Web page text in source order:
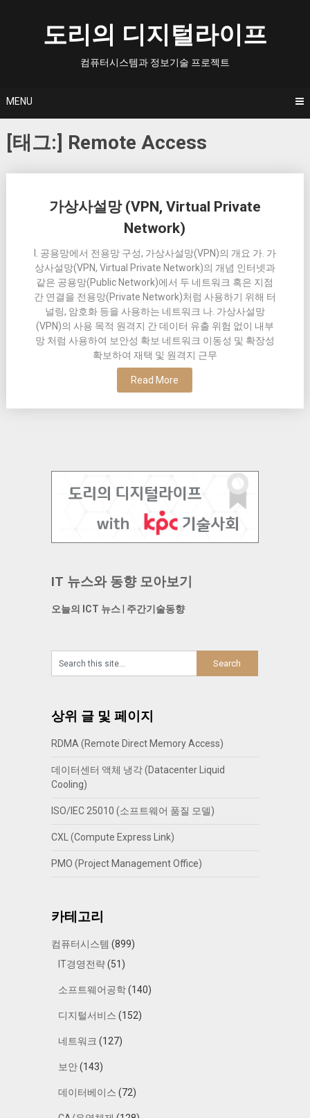
도리의 디지털라이프
컴퓨터시스템과 정보기술 프로젝트
MENU
[태그:] Remote Access
가상사설망 (VPN, Virtual Private
Network)
I. 공용망에서 전용망 구성, 가상사설망(VPN)의 개요 가. 가
상사설망(VPN, Virtual Private Network)의 개념 인터넷과
같은 공용망(Public Network)에서 두 네트워크 혹은 지점
간 연결을 전용망(Private Network)처럼 사용하기 위해 터
널링, 암호화 등을 사용하는 네트워크 나. 가상사설망
(VPN)의 사용 목적 원격지 간 데이터 유출 위험 없이 내부
망 처럼 사용하여 보안성 확보 네트워크 이동성 및 확장성
확보하여 재택 및 원격지 근무
Read More
navigation
IT 뉴스와 동향 모아보기
오늘의 ICT 뉴스| 주간기술동향
상위 글 및 페이지
RDMA (Remote Direct Memory Access)
데이터센터 액체 냉각 (Datacenter Liquid
Cooling)
ISO/IEC 25010 (소프트웨어 품질 모델)
CXL (Compute Express Link)
PMO (Project Management Office)
카테고리
컴퓨터시스템 (899)
IT경영전략(51)
소프트웨어공학(140)
디지털서비스 (152)
네트워크 (127)
보안(143)
데이터베이스 (72)